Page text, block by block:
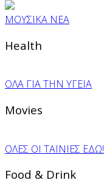
ΜΟΥΣΙΚΑ ΝΕΑ
Health
ΟΛΑ ΓΙΑ ΤΗΝ ΥΓΕΙΑ
Movies
ΟΛΕΣ ΟΙ ΤΑΙΝΙΕΣ ΕΔΩ!
Food & Drink